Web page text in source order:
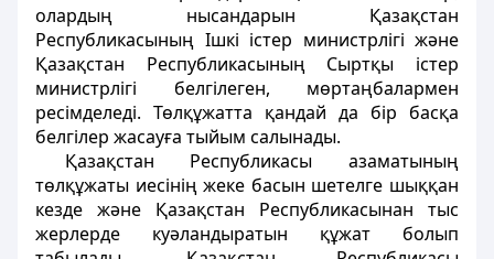
олардың нысандарын Қазақстан
Республикасының Ішкі істер министрлігі және
Қазақстан Республикасының Сыртқы істер
министрлігі белгілеген, мөртаңбалармен
ресімделеді. Төлқұжатта қандай да бір басқа
белгілер жасауға тыйым салынады.
Қазақстан Республикасы азаматының
төлқұжаты иесінің жеке басын шетелге шыққан
кезде және Қазақстан Республикасынан тыс
жерлерде куәландыратын құжат болып